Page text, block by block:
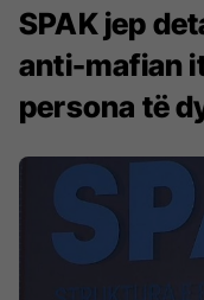
SPAK jep
anti-mafian
persona të